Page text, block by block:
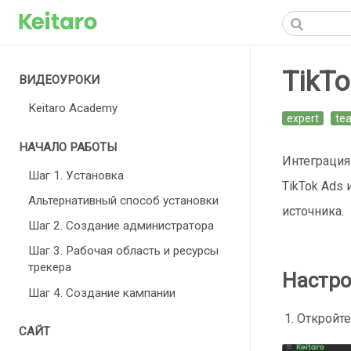
ВИДЕОУРОКИ
Keitaro Academy
НАЧАЛО РАБОТЫ
Шаг 1. Установка
Альтернативный способ установки
Шаг 2. Создание администратора
Шаг 3. Рабочая область и ресурсы
трекера
Шаг 4. Создание кампании
САЙТ
expert
TikTok Ads
источника.